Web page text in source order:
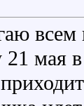
всем
21 мая